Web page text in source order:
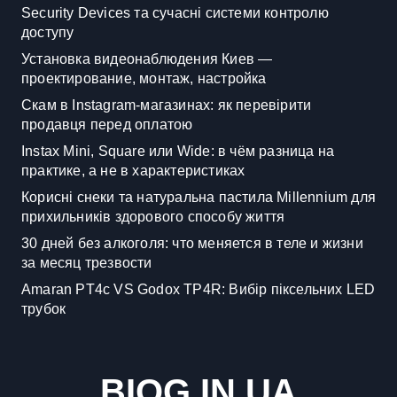
Security Devices та сучасні системи контролю
доступу
Установка видеонаблюдения Киев —
проектирование, монтаж, настройка
Скам в Instagram-магазинах: як перевірити
продавця перед оплатою
Instax Mini, Square или Wide: в чём разница на
практике, а не в характеристиках
Корисні снеки та натуральна пастила Millennium для
прихильників здорового способу життя
30 дней без алкоголя: что меняется в теле и жизни
за месяц трезвости
Amaran PT4c VS Godox TP4R: Вибір піксельних LED
трубок